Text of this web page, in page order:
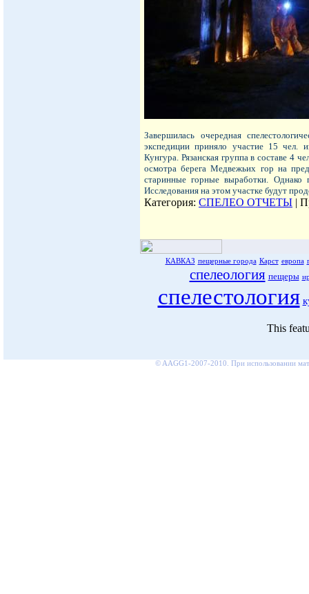
Завершилась очередная
экспедиции приняло участие 15 чел.
Кунгура. Рязанская группа в составе 4
осмотра берега Медвежьих гор на
старинные горные выработки. Однако
Исследования на этом участке будут
Категория: СПЕЛЕО ОТЧЕТЫ |
КАВКАЗ пещерные города Карст европа
спелеология пещеры
спелестология
This
© AAGG1-2007-2010. При использовании